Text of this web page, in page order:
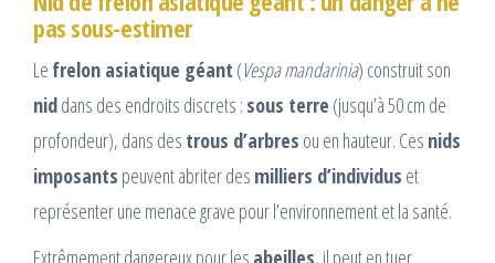
pas sous-estimer
Le frelon asiatique géant (Vespa mandarinia) construit son
niddans des endroits discrets : sous terre (jusqu’à 50 cm de
profondeur), dans des trous d’arbres ou en hauteur. Ces nids
imposants peuvent abriter des milliers d’individus et
représenter une menace grave pour l’environnement et la santé.